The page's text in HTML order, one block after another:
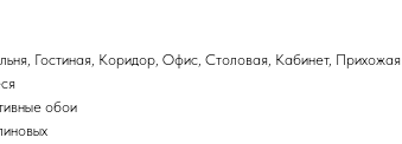
Гостиная, Коридор, Офис, Столовая, Кабинет, Прихожая
обои